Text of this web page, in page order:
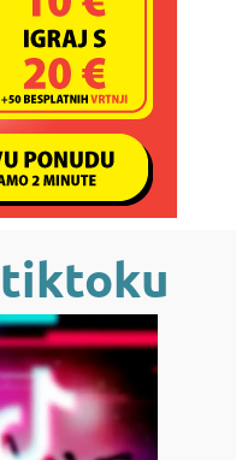
tiktoku